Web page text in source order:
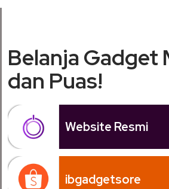
Belanja Gadget
dan Puas!
Website Resmi
ibgadgetsore